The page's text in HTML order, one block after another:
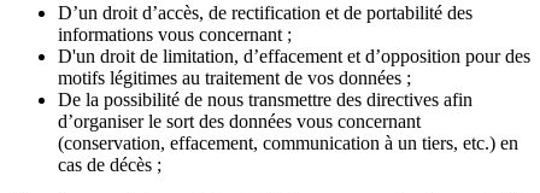
D’un droit d’accès, de rectification et de portabilité des
informations vous concernant ;
D'un droit de limitation, d’effacement et d’opposition pour des
motifs légitimes au traitement de vos données ;
De la possibilité de nous transmettre des directives afin
d’organiser le sort des données vous concernant
(conservation, effacement, communication à un tiers, etc.) en
cas de décès ;